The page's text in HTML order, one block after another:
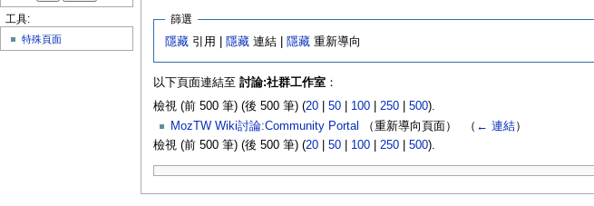
篩選
隱藏 引用 | 隱藏 連結 | 隱藏 重新導向
以下頁面連結至 討論:社群工作室：
檢視 (前 500 筆) (後 500 筆) (20| 50| 100| 250| 500).
MozTW Wiki討論:Community Portal
（重新導向頁面） ‎ （ ← 連結）
檢視 (前 500 筆) (後 500 筆) (20| 50| 100| 250| 500).
工具:
特殊頁面